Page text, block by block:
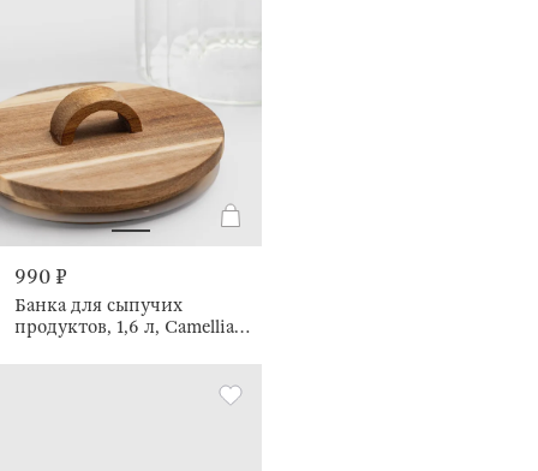
990 ₽
Банка для сыпучих
продуктов, 1,6 л, Camellia